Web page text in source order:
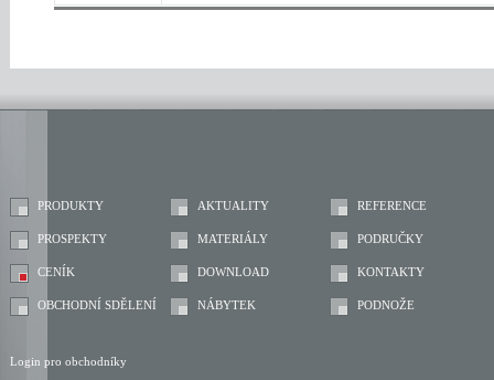
PRODUKTY AKTUALITY REFERENCE
PROSPEKTY MATERIÁLY PODRUČKY
CENÍK DOWNLOAD KONTAKTY
OBCHODNÍ SDĚLENÍ NÁBYTEK PODNOŽE
Login pro obchodníky